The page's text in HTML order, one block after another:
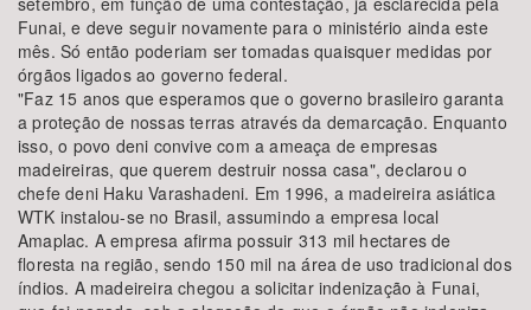
Funai, e deve seguir novamente para o ministério ainda este
mês. Só então poderiam ser tomadas quaisquer medidas por
órgãos ligados ao governo federal.
"Faz 15 anos que esperamos que o governo brasileiro garanta
a proteção de nossas terras através da demarcação. Enquanto
isso, o povo deni convive com a ameaça de empresas
madeireiras, que querem destruir nossa casa", declarou o
chefe deni Haku Varashadeni. Em 1996, a madeireira asiática
WTK instalou-se no Brasil, assumindo a empresa local
Amaplac. A empresa afirma possuir 313 mil hectares de
floresta na região, sendo 150 mil na área de uso tradicional dos
índios. A madeireira chegou a solicitar indenização à Funai,